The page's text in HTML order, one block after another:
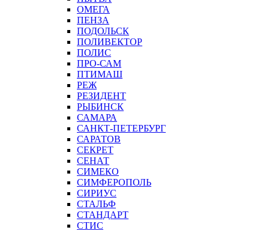
ОМЕГА
ПЕНЗА
ПОДОЛЬСК
ПОЛИВЕКТОР
ПОЛИС
ПРО-САМ
ПТИМАШ
РЕЖ
РЕЗИДЕНТ
РЫБИНСК
САМАРА
САНКТ-ПЕТЕРБУРГ
САРАТОВ
СЕКРЕТ
СЕНАТ
СИМЕКО
СИМФЕРОПОЛЬ
СИРИУС
СТАЛЬФ
СТАНДАРТ
СТИС